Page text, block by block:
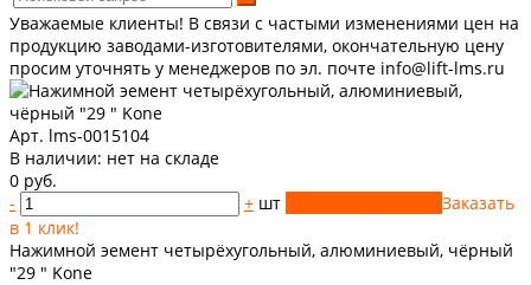
Уважаемые клиенты! В связи с частыми изменениями цен на
продукцию заводами-изготовителями, окончательную цену
просим уточнять у менеджеров по эл. почте info@lift-lms.ru
Арт. lms-0015104
В наличии: нет на складе
0 руб.
-
+ шт
Заказать
в 1 клик!
Нажимной эемент четырёхугольный, алюминиевый, чёрный
"29 " Kone